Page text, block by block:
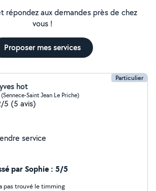
répondez aux demandes près de chez
vous !
Proposer mes services
Particulier
hot
Saint Jean Le Priche)
5 (5 avis)
service
par Sophie : 5/5
pas trouvé le timming